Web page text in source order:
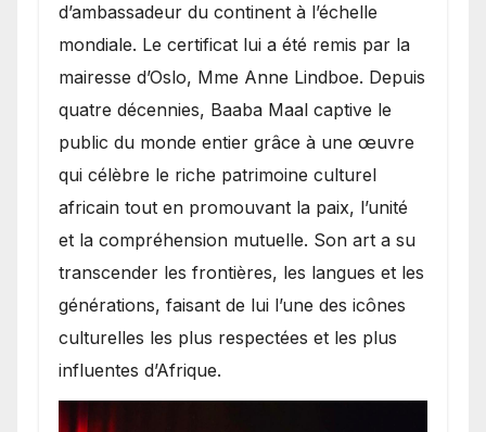
d’ambassadeur du continent à l’échelle
mondiale. Le certificat lui a été remis par la
mairesse d’Oslo, Mme Anne Lindboe. Depuis
quatre décennies, Baaba Maal captive le
public du monde entier grâce à une œuvre
qui célèbre le riche patrimoine culturel
africain tout en promouvant la paix, l’unité
et la compréhension mutuelle. Son art a su
transcender les frontières, les langues et les
générations, faisant de lui l’une des icônes
culturelles les plus respectées et les plus
influentes d’Afrique.